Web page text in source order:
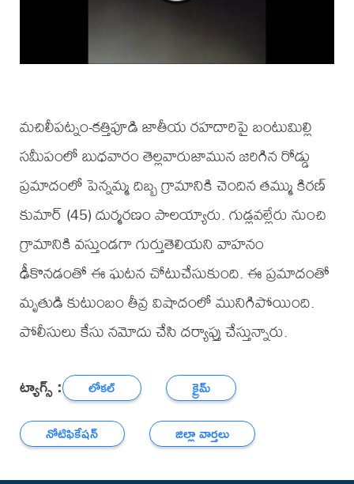
మచిలీపట్నం-కత్తిపూడి జాతీయ రహదారిపై బంటుమిల్లి
సమీపంలో బుధవారం తెల్లవారుజామున జరిగిన రోడ్డు
ప్రమాదంలో పెన్నమ్మ దిబ్బ గ్రామానికి చెందిన తమ్ము కిరణ్
కుమార్ (45) దుర్మరణం పాలయ్యారు. గుడ్లవల్లేరు నుంచి
గ్రామానికి వస్తుండగా గుర్తుతెలియని వాహనం
ఢీకొనడంతో ఈ ఘటన చోటుచేసుకుంది. ఈ ప్రమాదంతో
మృతుడి కుటుంబం తీవ్ర విషాదంలో మునిగిపోయింది.
పోలీసులు కేసు నమోదు చేసి దర్యాప్తు చేస్తున్నారు.
ట్యాగ్స్ : లోకల్
క్రైమ్
నోటిఫికేషన్
జిల్లా వార్తలు